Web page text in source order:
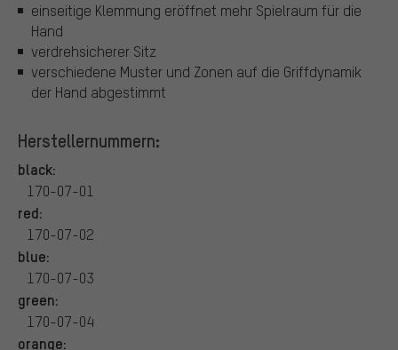
einseitige Klemmung eröffnet mehr Spielraum für die
Hand
verdrehsicherer Sitz
verschiedene Muster und Zonen auf die Griffdynamik
der Hand abgestimmt
Herstellernummern:
black:
170-07-01
red:
170-07-02
blue:
170-07-03
green:
170-07-04
orange: